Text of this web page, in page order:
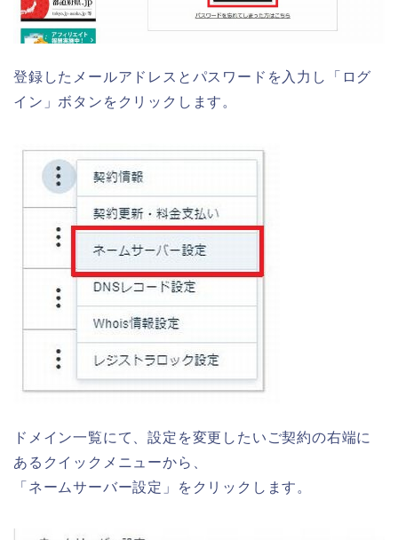
登録したメールアドレスとパスワードを入力し「ログ
イン」ボタンをクリックします。
ドメイン一覧にて、設定を変更したいご契約の右端に
あるクイックメニューから、
「ネームサーバー設定」をクリックします。